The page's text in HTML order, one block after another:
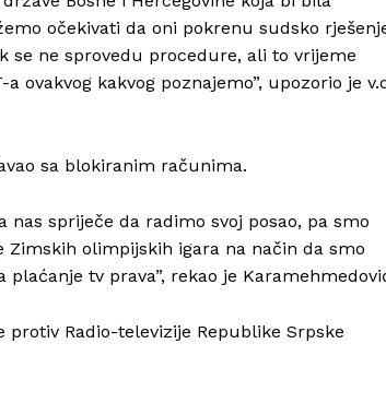
Info
O nama
Impressum
očekivati da oni pokrenu sudsko
se ne sprovedu procedure, ali to vrijeme
ovakvog kakvog poznajemo”, upozorio je
sa blokiranim računima.
spriječe da radimo svoj posao, pa smo
olimpijskih igara na način da smo
tv prava”, rekao je
Radio-televizije Republike Srpske